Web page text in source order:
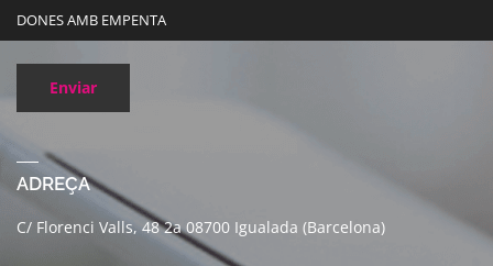
DONES AMB EMPENTA
Enviar
ADREÇA
C/ Florenci Valls, 48 2a 08700 Igualada (Barcelona)